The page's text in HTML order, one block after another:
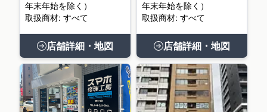
年末年始を除く）
取扱商材: すべて
店舗詳細・地図
年末年始を除く）
取扱商材: すべて
店舗詳細・地図